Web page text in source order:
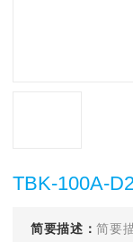
TBK-100A-
简要描述：简要